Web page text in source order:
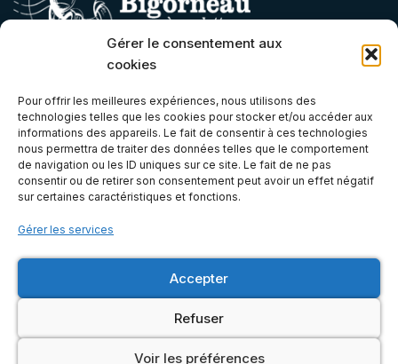
Gérer le consentement aux
cookies
Pour offrir les meilleures expériences, nous utilisons des
technologies telles que les cookies pour stocker et/ou accéder aux
informations des appareils. Le fait de consentir à ces technologies
nous permettra de traiter des données telles que le comportement
de navigation ou les ID uniques sur ce site. Le fait de ne pas
consentir ou de retirer son consentement peut avoir un effet négatif
sur certaines caractéristiques et fonctions.
Gérer les services
Accepter
Refuser
Voir les préférences
contact@lebigorneauaroulettes.fr
(+33) 07 66 68 06 21
Atelier & Boutique
6E, Zone Artisanale de Bel Orme, 22970 Ploumagoar, Côtes-
d'Armor (Bretagne)
© 2026 Le Bigorneau à Roulettes | Accessoires camping-
car, voyage, véhicule aménagé + kits d'aménagement